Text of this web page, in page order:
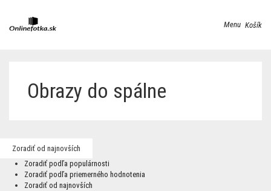
Menu Košík
Obrazy do spálne
Zoradiť od najnovších
Zoradiť podľa populárnosti
Zoradiť podľa priemerného hodnotenia
Zoradiť od najnovších